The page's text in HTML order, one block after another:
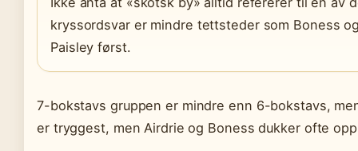
kryssordsvar er mindre tettsteder som Boness
Paisley først.
7-bokstavs gruppen er mindre enn 6-bokstavs,
er tryggest, men Airdrie og Boness dukker ofte